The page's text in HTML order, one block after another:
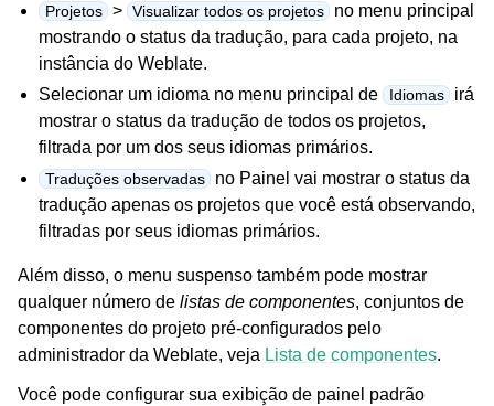
Projetos > Visualizar todos os projetos
no menu principal
mostrando o status da tradução, para cada projeto, na
instância do Weblate.
Selecionar um idioma no menu principal de Idiomas irá
mostrar o status da tradução de todos os projetos,
filtrada por um dos seus idiomas primários.
Traduções observadas no Painel vai mostrar o status da
tradução apenas os projetos que você está observando,
filtradas por seus idiomas primários.
Além disso, o menu suspenso também pode mostrar
qualquer número de listas de componentes, conjuntos de
componentes do projeto pré-configurados pelo
administrador da Weblate, veja Lista de componentes.
Você pode configurar sua exibição de painel padrão